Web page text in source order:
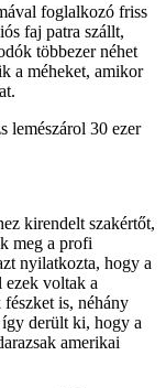
foglalkozó friss
faj patra szállt,
többezer néhet
a méheket, amikor
lemészárol 30 ezer
kirendelt szakértőt,
meg a profi
nyilatkozta, hogy a
ezek voltak a
is, néhány
így derült ki, hogy a
amerikai